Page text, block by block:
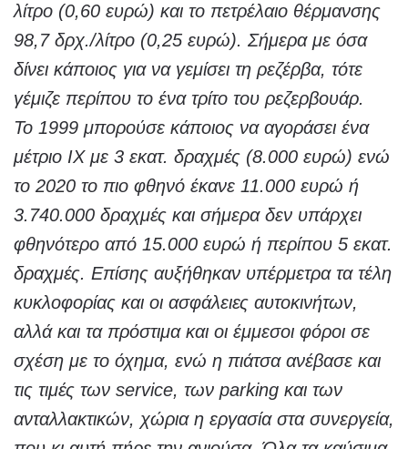
λίτρο (0,60 ευρώ) και το πετρέλαιο θέρμανσης
98,7 δρχ./λίτρο (0,25 ευρώ). Σήμερα με όσα
δίνει κάποιος για να γεμίσει τη ρεζέρβα, τότε
γέμιζε περίπου το ένα τρίτο του ρεζερβουάρ.
Το 1999 μπορούσε κάποιος να αγοράσει ένα
μέτριο ΙΧ με 3 εκατ. δραχμές (8.000 ευρώ) ενώ
το 2020 το πιο φθηνό έκανε 11.000 ευρώ ή
3.740.000 δραχμές και σήμερα δεν υπάρχει
φθηνότερο από 15.000 ευρώ ή περίπου 5 εκατ.
δραχμές. Επίσης αυξήθηκαν υπέρμετρα τα τέλη
κυκλοφορίας και οι ασφάλειες αυτοκινήτων,
αλλά και τα πρόστιμα και οι έμμεσοι φόροι σε
σχέση με το όχημα, ενώ η πιάτσα ανέβασε και
τις τιμές των service, των parking και των
ανταλλακτικών, χώρια η εργασία στα συνεργεία,